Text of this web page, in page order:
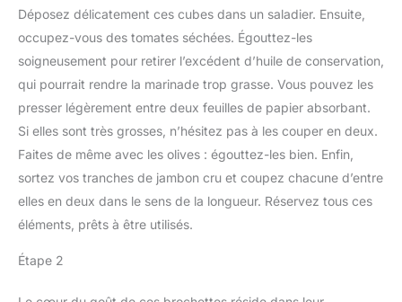
Déposez délicatement ces cubes dans un saladier. Ensuite,
occupez-vous des tomates séchées. Égouttez-les
soigneusement pour retirer l’excédent d’huile de conservation,
qui pourrait rendre la marinade trop grasse. Vous pouvez les
presser légèrement entre deux feuilles de papier absorbant.
Si elles sont très grosses, n’hésitez pas à les couper en deux.
Faites de même avec les olives : égouttez-les bien. Enfin,
sortez vos tranches de jambon cru et coupez chacune d’entre
elles en deux dans le sens de la longueur. Réservez tous ces
éléments, prêts à être utilisés.
Étape 2